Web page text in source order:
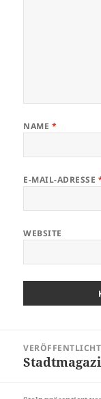
NAME *
E-MAIL-ADRESSE
WEBSITE